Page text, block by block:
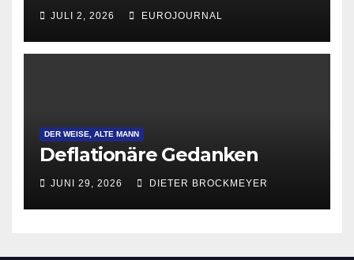
JULI 2, 2026 EUROJOURNAL
DER WEISE, ALTE MANN
Deflationäre Gedanken
JUNI 29, 2026 DIETER BROCKMEYER